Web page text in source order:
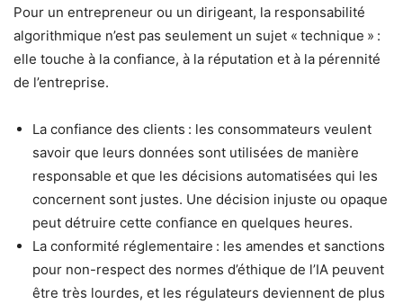
Pour un entrepreneur ou un dirigeant, la responsabilité
algorithmique n’est pas seulement un sujet « technique » :
elle touche à la confiance, à la réputation et à la pérennité
de l’entreprise.
La confiance des clients : les consommateurs veulent
savoir que leurs données sont utilisées de manière
responsable et que les décisions automatisées qui les
concernent sont justes. Une décision injuste ou opaque
peut détruire cette confiance en quelques heures.
La conformité réglementaire : les amendes et sanctions
pour non-respect des normes d’éthique de l’IA peuvent
être très lourdes, et les régulateurs deviennent de plus